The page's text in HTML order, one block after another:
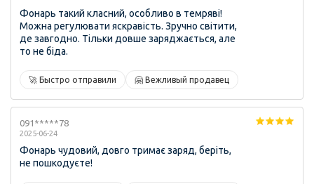
Фонарь такий класний, особливо в темряві!
Можна регулювати яскравість. Зручно світити,
де завгодно. Тільки довше заряджається, але
то не біда.
🚀 Быстро отправили 🤗 Вежливый продавец
091*****78
2025-06-24
Фонарь чудовий, довго тримає заряд, беріть,
не пошкодуєте!